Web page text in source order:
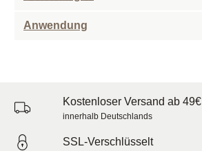
Anwendung
Kostenloser Versand ab 49€
innerhalb Deutschlands
SSL-Verschlüsselt